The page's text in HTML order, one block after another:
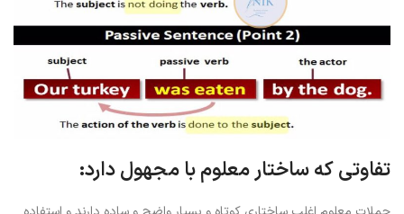
تفاوتی که ساختار معلوم با مجهول دارد: